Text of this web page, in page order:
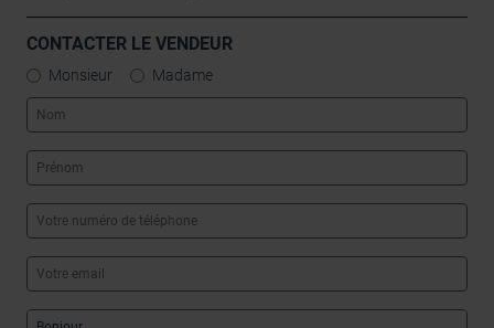
CONTACTER LE VENDEUR
Monsieur Madame